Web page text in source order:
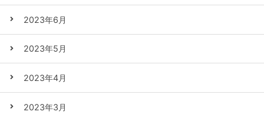
2023年6月
2023年5月
2023年4月
2023年3月